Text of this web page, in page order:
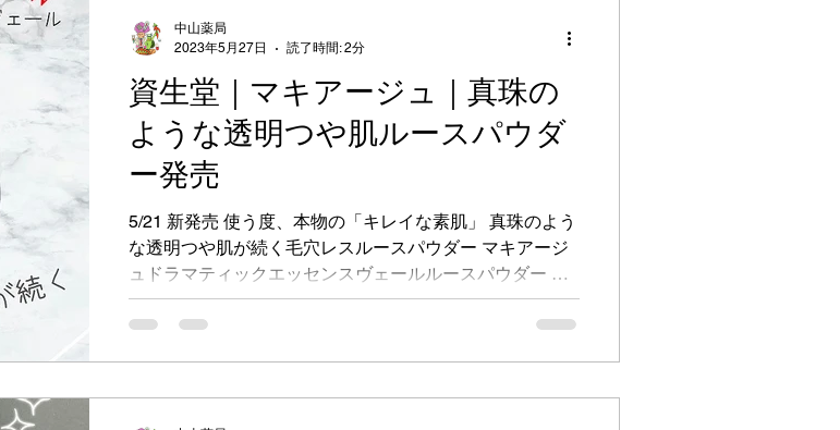
ラム
ファンデーション 新製品 口紅 コロナ
イベント 美容液
資生堂｜マキアージュ｜真珠の
ような透明つや肌ルースパウダ
ー発売
5/21 新発売 使う度、本物の「キレイな素肌」 真珠のよう
な透明つや肌が続く毛穴レスルースパウダー マキアージ
ュドラマティックエッセンスヴェールルースパウダー レ
フィル 3,080円（税込） ケース 1,100円（税込） パ
フ 660円（税込）...
中山薬局
2023年5月27日
読了時間: 2分